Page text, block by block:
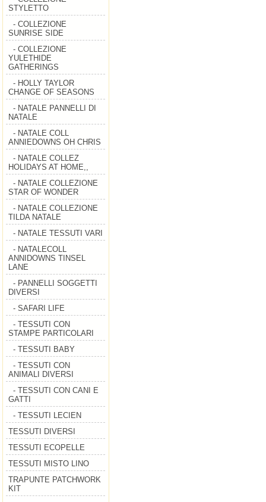
STYLETTO
- COLLEZIONE
SUNRISE SIDE
- COLLEZIONE
YULETHIDE
GATHERINGS
- HOLLY TAYLOR
CHANGE OF SEASONS
- NATALE PANNELLI DI
NATALE
- NATALE COLL
ANNIEDOWNS OH CHRIS
- NATALE COLLEZ
HOLIDAYS AT HOME,,
- NATALE COLLEZIONE
STAR OF WONDER
- NATALE COLLEZIONE
TILDA NATALE
- NATALE TESSUTI VARI
- NATALECOLL
ANNIDOWNS TINSEL
LANE
- PANNELLI SOGGETTI
DIVERSI
- SAFARI LIFE
- TESSUTI CON
STAMPE PARTICOLARI
- TESSUTI BABY
- TESSUTI CON
ANIMALI DIVERSI
- TESSUTI CON CANI E
GATTI
- TESSUTI LECIEN
TESSUTI DIVERSI
TESSUTI ECOPELLE
TESSUTI MISTO LINO
TRAPUNTE PATCHWORK
KIT